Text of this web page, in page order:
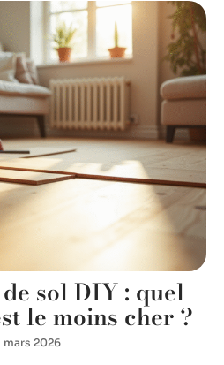
sol DIY : quel
le moins cher ?
mars 2026